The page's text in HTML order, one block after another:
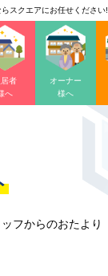
スクエアにお任せください!
居者
へ
オーナー
様へ
ッフからのおたより